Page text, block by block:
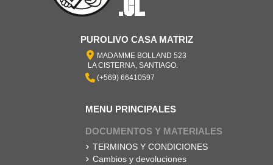
PUROLIVO CASA MATRIZ
MADAMME BOLLAND 523
LA CISTERNA, SANTIAGO.
(+569) 66410597
MENU PRINCIPALES
DOCUMENTOS Y MATERIALES
TERMINOS Y CONDICIONES
Cambios y devoluciones